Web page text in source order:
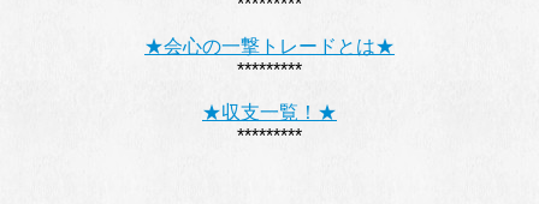
★会心の一撃トレードとは★
*********
★収支一覧！★
*********